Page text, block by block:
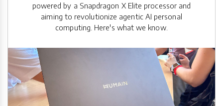
powered by a Snapdragon X Elite processor and
aiming to revolutionize agentic AI personal
computing. Here's what we know.